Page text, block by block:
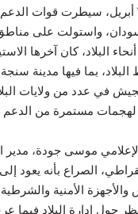
منذ تفجر الحرب في 15 أبريل، سيطرت
واستولت على
البلاد، كان آخرها
بما فيها مدينة
في عدد من ولايات
موسى جودة، مدير
الصراع بأنه يعود
الأمنية
حول إدارة البلاد فيما